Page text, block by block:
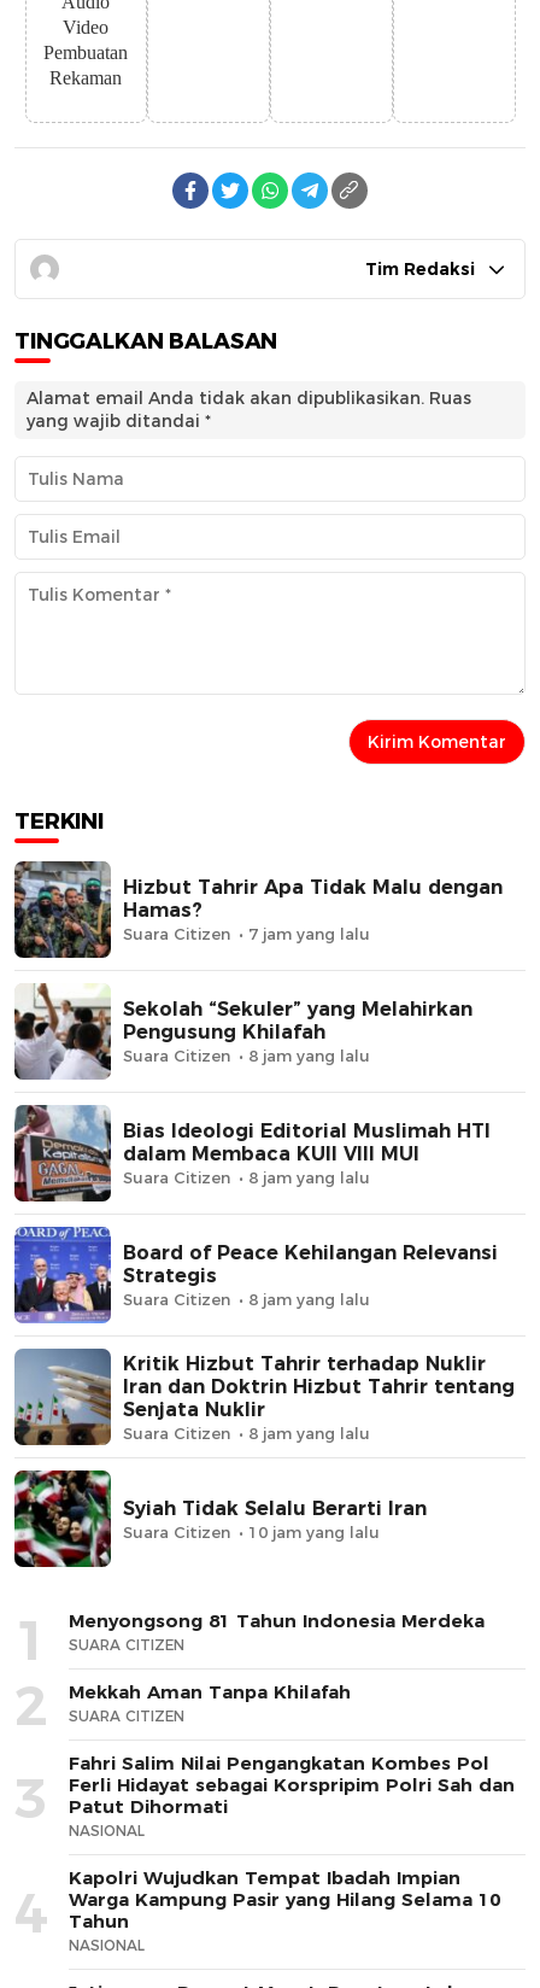
Video
Pembuatan
Rekaman
Tim Redaksi
TINGGALKAN BALASAN
Alamat email Anda tidak akan dipublikasikan. Ruas
yang wajib ditandai *
TERKINI
Hizbut Tahrir Apa Tidak Malu dengan
Hamas?
Suara Citizen 7 jam yang lalu
Sekolah “Sekuler” yang Melahirkan
Pengusung Khilafah
Suara Citizen 8 jam yang lalu
Bias Ideologi Editorial Muslimah HTI
dalam Membaca KUII VIII MUI
Suara Citizen 8 jam yang lalu
Board of Peace Kehilangan Relevansi
Strategis
Suara Citizen 8 jam yang lalu
Kritik Hizbut Tahrir terhadap Nuklir
Iran dan Doktrin Hizbut Tahrir tentang
Senjata Nuklir
Suara Citizen 8 jam yang lalu
Syiah Tidak Selalu Berarti Iran
Suara Citizen 10 jam yang lalu
1 Menyongsong 81 Tahun Indonesia Merdeka
SUARA CITIZEN
2 Mekkah Aman Tanpa Khilafah
SUARA CITIZEN
3
Fahri Salim Nilai Pengangkatan Kombes Pol
Ferli Hidayat sebagai Korspripim Polri Sah dan
Patut Dihormati
NASIONAL
4
Kapolri Wujudkan Tempat Ibadah Impian
Warga Kampung Pasir yang Hilang Selama 10
Tahun
NASIONAL